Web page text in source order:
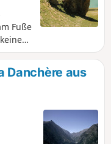
Fuße
Danchère aus